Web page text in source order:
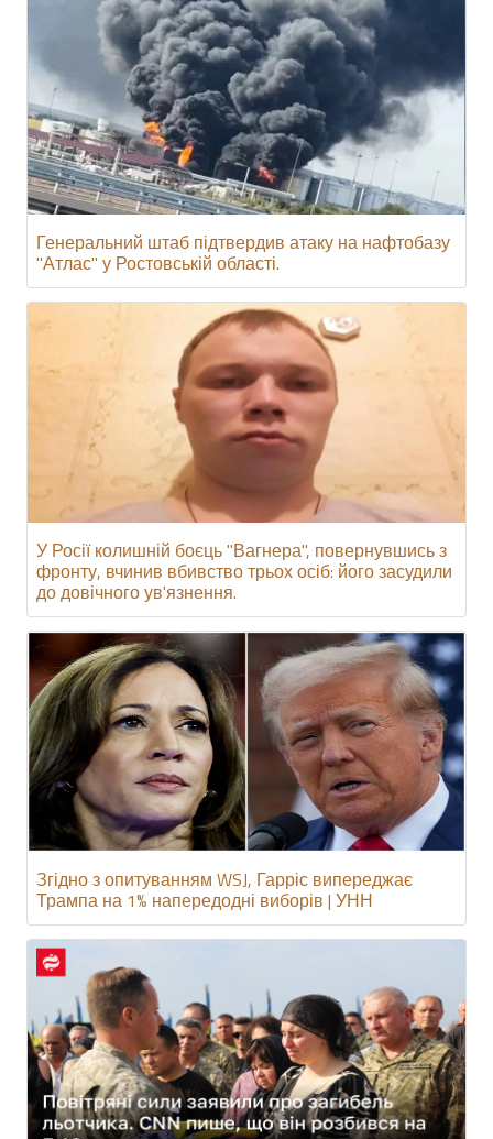
Генеральний штаб підтвердив атаку на нафтобазу
"Атлас" у Ростовській області.
У Росії колишній боєць "Вагнера", повернувшись з
фронту, вчинив вбивство трьох осіб: його засудили
до довічного ув'язнення.
Згідно з опитуванням WSJ, Гарріс випереджає
Трампа на 1% напередодні виборів | УНН